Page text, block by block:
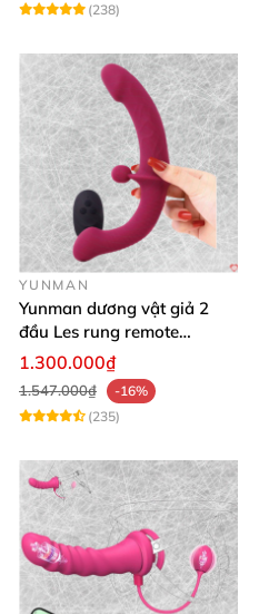
(238)
YUNMAN
Yunman dương vật giả 2
đầu Les rung remote
silicone mềm mại
1.300.000₫
1.547.000₫
-16%
(235)